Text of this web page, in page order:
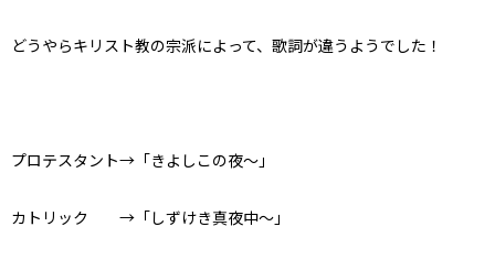
どうやらキリスト教の宗派によって、歌詞が違うようでした！
プロテスタント→「きよしこの夜〜」
カトリック →「しずけき真夜中〜」